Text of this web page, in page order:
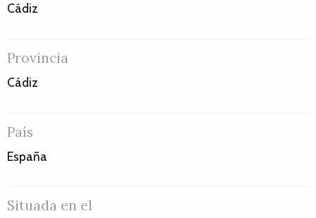
Cádiz
Provincia
Cádiz
País
España
Situada en el